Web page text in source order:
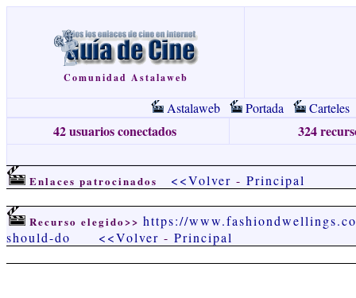
Comunidad Astalaweb
Astalaweb Portada Carteles
42 usuarios conectados 324
Enlaces patrocinados <<Volver - Principal
Recurso elegido>> https://
should-do
<<Volver - Principal